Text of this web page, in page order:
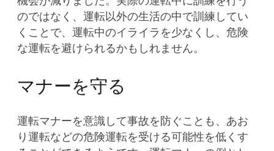
のではなく、運転以外の生活の中で訓練してい
くことで、運転中のイライラを少なくし、危険
な運転を避けられるかもしれません。
マナーを守る
運転マナーを意識して事故を防ぐことも、あお
り運転などの危険運転を受ける可能性を低くす